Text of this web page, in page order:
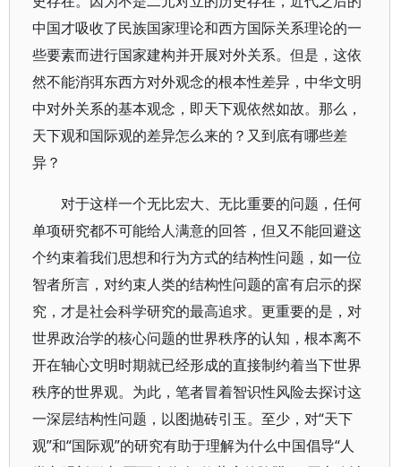
中国才吸收了民族国家理论和西方国际关系理论的一
些要素而进行国家建构并开展对外关系。但是，这依
然不能消弭东西方对外观念的根本性差异，中华文明
中对外关系的基本观念，即天下观依然如故。那么，
天下观和国际观的差异怎么来的？又到底有哪些差
异？
对于这样一个无比宏大、无比重要的问题，任何
单项研究都不可能给人满意的回答，但又不能回避这
个约束着我们思想和行为方式的结构性问题，如一位
智者所言，对约束人类的结构性问题的富有启示的探
究，才是社会科学研究的最高追求。更重要的是，对
世界政治学的核心问题的世界秩序的认知，根本离不
开在轴心文明时期就已经形成的直接制约着当下世界
秩序的世界观。为此，笔者冒着智识性风险去探讨这
一深层结构性问题，以图抛砖引玉。至少，对“天下
观”和“国际观”的研究有助于理解为什么中国倡导“人